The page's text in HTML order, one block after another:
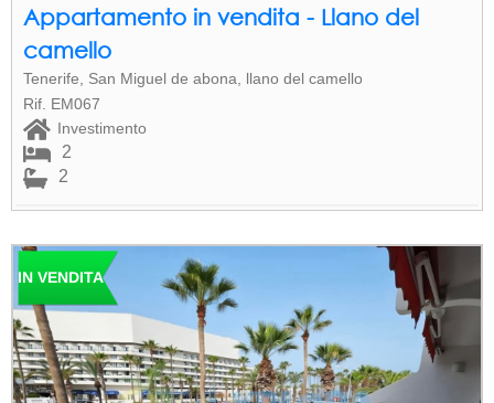
Appartamento in vendita - Llano del
camello
Tenerife, San Miguel de abona, llano del camello
Rif. EM067
Investimento
2
2
IN VENDITA